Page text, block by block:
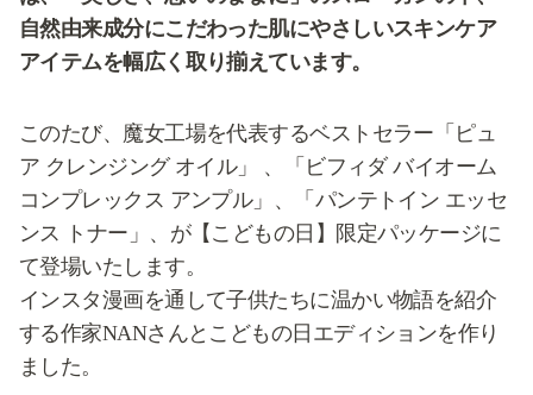
自然由来成分にこだわった肌にやさしいスキンケア
アイテムを幅広く取り揃えています。
このたび、魔女工場を代表するベストセラー「ピュ
ア クレンジング オイル」 、「ビフィダ バイオーム
コンプレックス アンプル」、「パンテトイン エッセ
ンス トナー」、が【こどもの日】限定パッケージに
て登場いたします。
インスタ漫画を通して子供たちに温かい物語を紹介
する作家NANさんとこどもの日エディションを作り
ました。